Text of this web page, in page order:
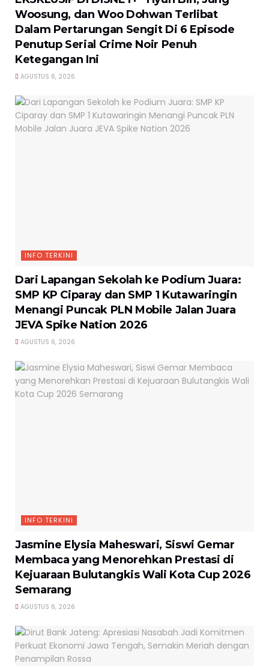
Woosung, dan Woo Dohwan Terlibat
Dalam Pertarungan Sengit Di 6 Episode
Penutup Serial Crime Noir Penuh
Ketegangan Ini
AGUSTUS 6, 2026
INFO TERKINI
Dari Lapangan Sekolah ke Podium Juara:
SMP KP Ciparay dan SMP 1 Kutawaringin
Menangi Puncak PLN Mobile Jalan Juara
JEVA Spike Nation 2026
AGUSTUS 6, 2026
INFO TERKINI
Jasmine Elysia Maheswari, Siswi Gemar
Membaca yang Menorehkan Prestasi di
Kejuaraan Bulutangkis Wali Kota Cup 2026
Semarang
AGUSTUS 6, 2026